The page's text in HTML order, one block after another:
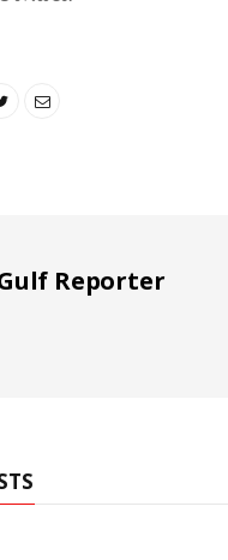
Reporter